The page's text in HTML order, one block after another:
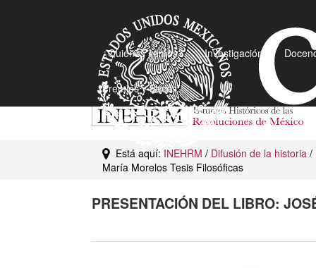
¿Quiénes somos? Investigación
Premios y Becas
Está aquí: INEHRM / Difusión de la historia /
María Morelos Tesis Filosóficas
PRESENTACIÓN DEL LIBRO: